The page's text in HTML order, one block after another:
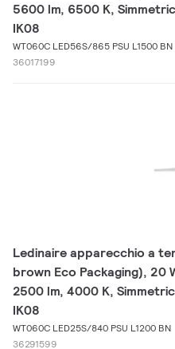
5600 lm, 6500 K,
IK08
WT060C LED56S/865 PSU L1500 BN
36017199
Ledinaire apparecchio a
brown Eco Packaging), 20
2500 lm, 4000 K,
IK08
WT060C LED25S/840 PSU L1200 BN
36291599